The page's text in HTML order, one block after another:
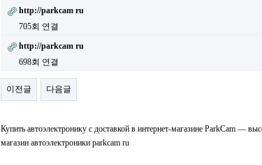
http://parkcam ru
705회 연결
http://parkcam ru
698회 연결
이전글 다음글
Купить автоэлектронику с доставкой в интернет-магазине ParkCam —
магазин автоэлектроники parkcam ru